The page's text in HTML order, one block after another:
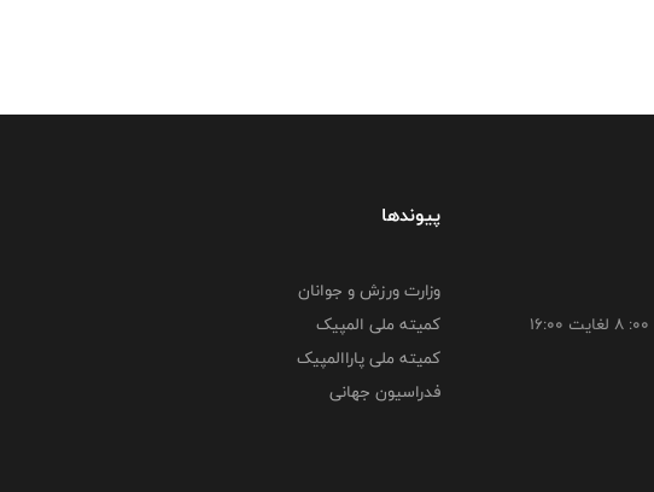
پیوندها
وزارت ورزش و جوانان
کمیته ملی المپیک
کمیته ملی پاراالمپیک
فدراسیون جهانی